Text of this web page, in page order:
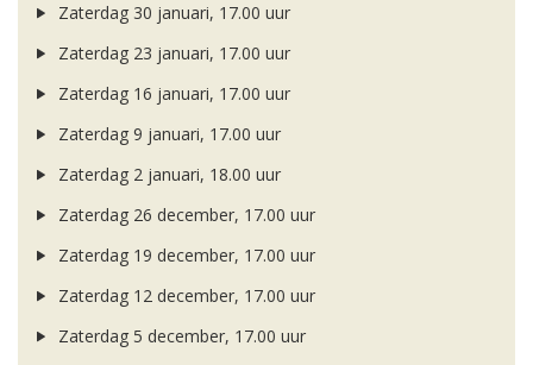
Zaterdag 30 januari, 17.00 uur
Zaterdag 23 januari, 17.00 uur
Zaterdag 16 januari, 17.00 uur
Zaterdag 9 januari, 17.00 uur
Zaterdag 2 januari, 18.00 uur
Zaterdag 26 december, 17.00 uur
Zaterdag 19 december, 17.00 uur
Zaterdag 12 december, 17.00 uur
Zaterdag 5 december, 17.00 uur